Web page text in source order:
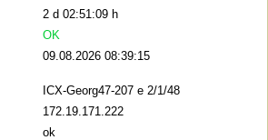
2 d 02:51:09 h
OK
09.08.2026 08:39:15
ICX-Georg47-207 e 2/1/48
172.19.171.222
ok